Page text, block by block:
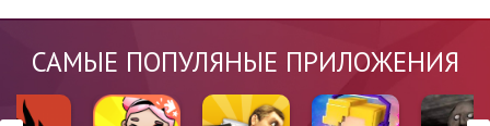
САМЫЕ ПОПУЛЯНЫЕ ПРИЛОЖЕНИЯ